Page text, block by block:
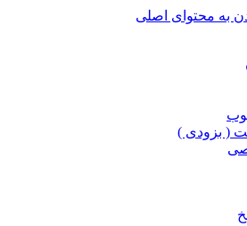
به محتوای اصلی
( بزودی )